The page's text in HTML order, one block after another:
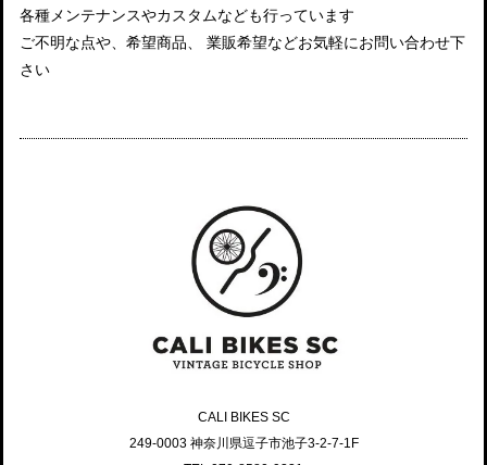
各種メンテナンスやカスタムなども行っています
ご不明な点や、希望商品、 業販希望などお気軽にお問い合わせ下
さい
CALI BIKES SC
249-0003 神奈川県逗子市池子3-2-7-1F